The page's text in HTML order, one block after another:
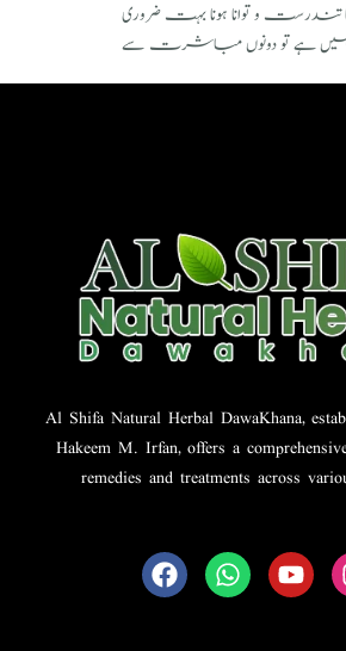
و توانا ہونا بہت ضروری
Al Shifa Natural Herbal DawaKhana,
Hakeem M. Irfan, offers a
remedies and treatments across